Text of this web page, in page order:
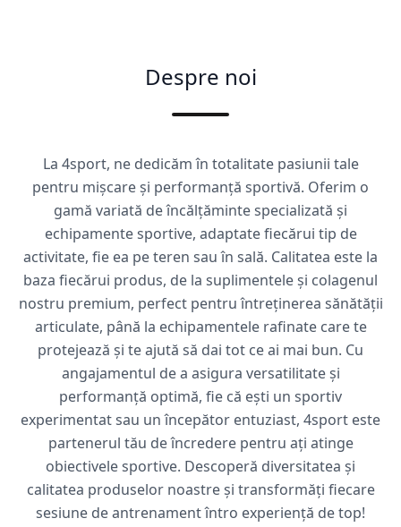
Despre noi
La 4sport, ne dedicăm în totalitate pasiunii tale
pentru mișcare și performanță sportivă. Oferim o
gamă variată de încălțăminte specializată și
echipamente sportive, adaptate fiecărui tip de
activitate, fie ea pe teren sau în sală. Calitatea este la
baza fiecărui produs, de la suplimentele și colagenul
nostru premium, perfect pentru întreținerea sănătății
articulate, până la echipamentele rafinate care te
protejează și te ajută să dai tot ce ai mai bun. Cu
angajamentul de a asigura versatilitate și
performanță optimă, fie că ești un sportiv
experimentat sau un începător entuziast, 4sport este
partenerul tău de încredere pentru ați atinge
obiectivele sportive. Descoperă diversitatea și
calitatea produselor noastre și transformăți fiecare
sesiune de antrenament întro experiență de top!